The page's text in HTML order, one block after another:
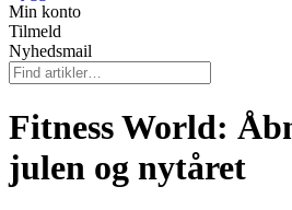
Min konto
Tilmeld
Nyhedsmail
Fitness World:
julen og nytåret